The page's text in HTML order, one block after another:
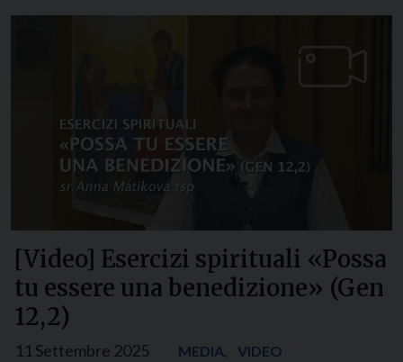
[Video] Esercizi spirituali «Possa
tu essere una benedizione» (Gen
12,2)
11 Settembre 2025 MEDIA, VIDEO